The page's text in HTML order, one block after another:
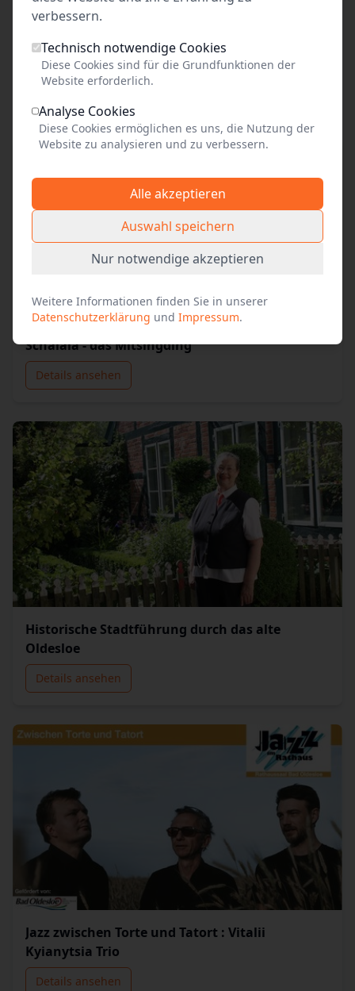
weitere
Produktionen des
Veranstalters
Alle Events anzeigen
Schalala - das Mitsingding
Details ansehen
Historische Stadtführung durch das alte
Oldesloe
Details ansehen
Jazz zwischen Torte und Tatort : Vitalii
Kyianytsia Trio
Details ansehen
verbessern.
Technisch notwendige Cookies
Diese Cookies sind für die Grundfunktionen der
Website erforderlich.
Analyse Cookies
Diese Cookies ermöglichen es uns, die Nutzung der
Website zu analysieren und zu verbessern.
Alle akzeptieren
Auswahl speichern
Nur notwendige akzeptieren
Weitere Informationen finden Sie in unserer
Datenschutzerklärung und Impressum.